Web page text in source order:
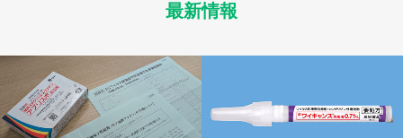
最新情報